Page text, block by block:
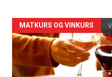
Forsiden
akkurat
nå
MATKURS OG VINKURS